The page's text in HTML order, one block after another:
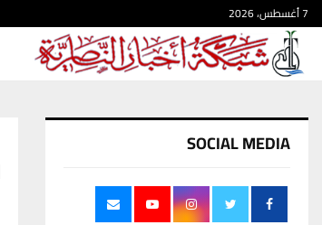
7 أغسطس، 2026
SOCIAL MEDIA